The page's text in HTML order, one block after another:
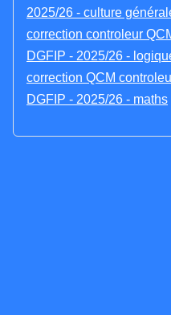
2025/26 - culture
correction controleur
DGFIP - 2025/26 -
correction QCM
DGFIP - 2025/26 - maths